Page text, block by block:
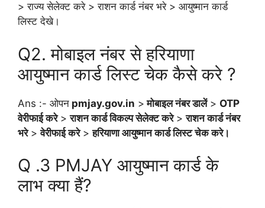
> राज्य सेलेक्ट करे > राशन कार्ड नंबर भरे > आयुष्मान कार्ड
लिस्ट देखे।
Q2. मोबाइल नंबर से हरियाणा
आयुष्मान कार्ड लिस्ट चेक कैसे करे ?
Ans :- ओपन pmjay.gov.in > मोबाइल नंबर डालें> OTP
वेरीफाई करे>राशन कार्ड विकल्प सेलेक्ट करे>राशन कार्ड नंबर
भरे>वेरीफाई करे>हरियाणा आयुष्मान कार्ड लिस्ट चेक करे।
Q .3 PMJAY आयुष्मान कार्ड के
लाभ क्या हैं?